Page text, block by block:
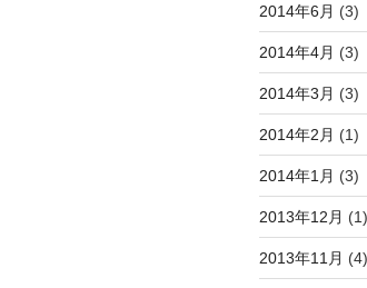
2014年6月 (3)
2014年4月 (3)
2014年3月 (3)
2014年2月 (1)
2014年1月 (3)
2013年12月 (1)
2013年11月 (4)